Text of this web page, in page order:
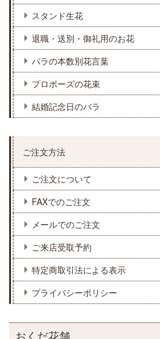
スタンド生花
退職・送別・御礼用のお花
バラの本数別花言葉
プロポーズの花束
結婚記念日のバラ
ご注文方法
ご注文について
FAXでのご注文
メールでのご注文
ご来店受取予約
特定商取引法による表示
プライバシーポリシー
おくだ花舗